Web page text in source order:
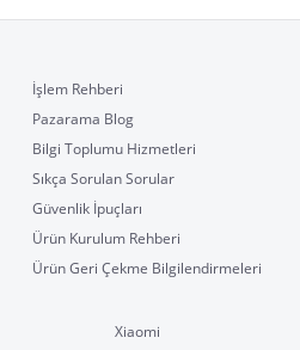
İşlem Rehberi
Pazarama Blog
Bilgi Toplumu Hizmetleri
Sıkça Sorulan Sorular
Güvenlik İpuçları
Ürün Kurulum Rehberi
Ürün Geri Çekme Bilgilendirmeleri
Xiaomi